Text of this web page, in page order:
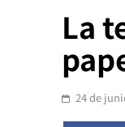
La
24 de